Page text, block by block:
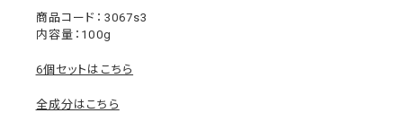
3067s3
内容量：100g
6個セットはこちら
全成分はこちら